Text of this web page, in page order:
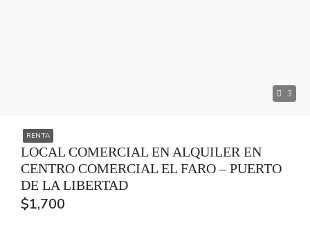
3
RENTA
LOCAL COMERCIAL EN ALQUILER EN
CENTRO COMERCIAL EL FARO – PUERTO
DE LA LIBERTAD
$1,700